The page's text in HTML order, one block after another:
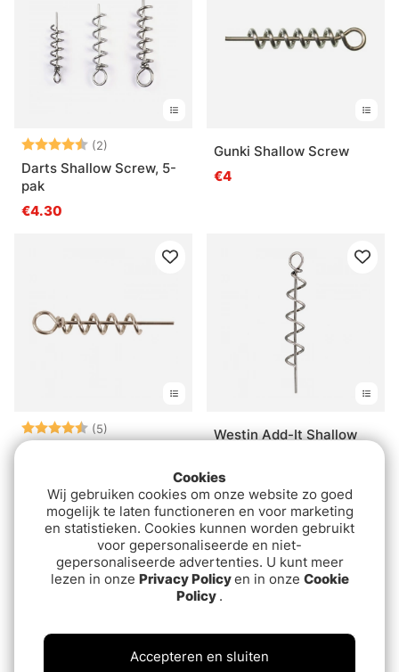
Beoordeling:
(2)
Darts Shallow Screw, 5-
pak
€4.30
Gunki Shallow Screw
€4
Beoordeling:
(5)
€3.20
Westin Add-It Shallow
€3.20
Cookies
Wij gebruiken cookies om onze website zo goed
mogelijk te laten functioneren en voor marketing
en statistieken. Cookies kunnen worden gebruikt
voor gepersonaliseerde en niet-
gepersonaliseerde advertenties. U kunt meer
lezen in onze Privacy Policyen in onze Cookie
Policy .
Accepteren en sluiten